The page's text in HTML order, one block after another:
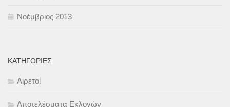
Νοέμβριος 2013
KΑΤΗΓΟΡΊΕΣ
Αιρετοί
Αποτελέσματα Εκλογών